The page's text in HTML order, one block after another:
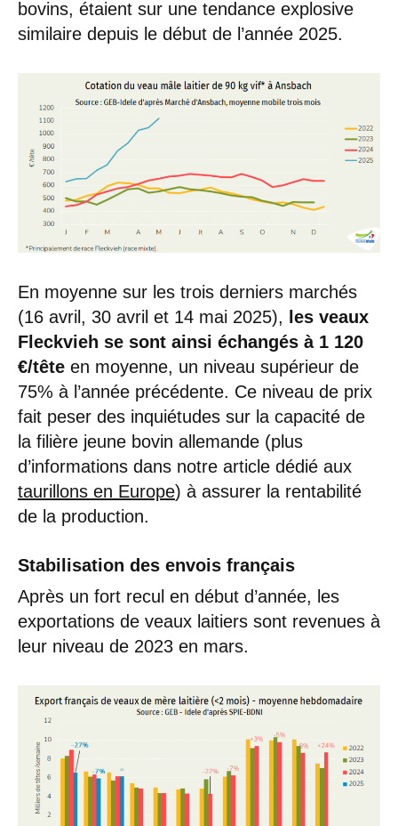
bovins, étaient sur une tendance explosive
similaire depuis le début de l’année 2025.
En moyenne sur les trois derniers marchés
(16 avril, 30 avril et 14 mai 2025), les veaux
Fleckvieh se sont ainsi échangés à 1 120
€/tête en moyenne, un niveau supérieur de
75% à l’année précédente. Ce niveau de prix
fait peser des inquiétudes sur la capacité de
la filière jeune bovin allemande (plus
d’informations dans notre article dédié aux
taurillons en Europe) à assurer la rentabilité
de la production.
Stabilisation des envois français
Après un fort recul en début d’année, les
exportations de veaux laitiers sont revenues à
leur niveau de 2023 en mars.